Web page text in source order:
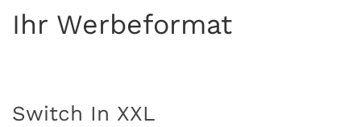
Ihr Werbeformat
Switch In XXL